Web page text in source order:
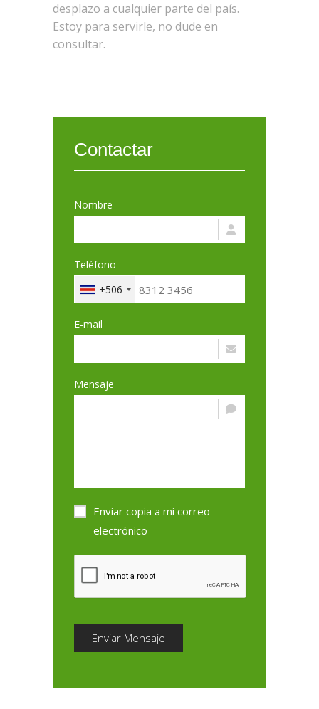
desplazo a cualquier parte del país.
Estoy para servirle, no dude en
consultar.
Contactar
Nombre
Teléfono
+506
E-mail
Mensaje
Enviar copia a mi correo
electrónico
Enviar Mensaje